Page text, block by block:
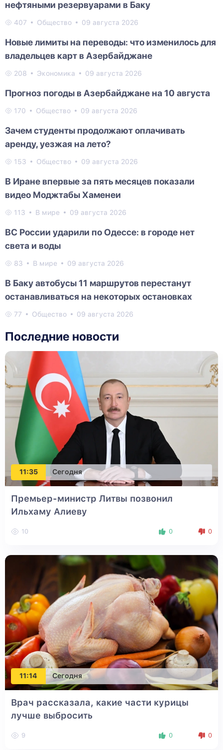
нефтяными резервуарами в Баку
407 Общество 09 августа 2026
Новые лимиты на переводы: что изменилось для
владельцев карт в Азербайджане
208 Экономика 09 августа 2026
Прогноз погоды в Азербайджане на 10 августа
170 Общество 09 августа 2026
Зачем студенты продолжают оплачивать
аренду, уезжая на лето?
153 Общество 09 августа 2026
В Иране впервые за пять месяцев показали
видео Моджтабы Хаменеи
113 В мире 09 августа 2026
ВС России ударили по Одессе: в городе нет
света и воды
83 В мире 09 августа 2026
В Баку автобусы 11 маршрутов перестанут
останавливаться на некоторых остановках
77 Общество 09 августа 2026
Последние новости
11:35 Сегодня
Премьер-министр Литвы позвонил
Ильхаму Алиеву
10 0 0
11:14 Сегодня
Врач рассказала, какие части курицы
лучше выбросить
9 0 0